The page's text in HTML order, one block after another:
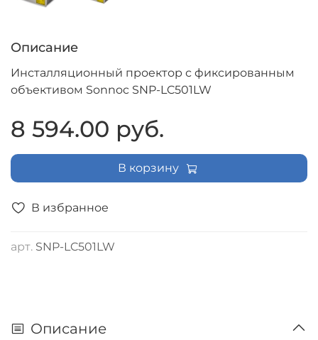
В избранное
арт. SNP-LC501LW
Описание
Инсталляционный проектор с фиксированным
объективом Sonnoc SNP-LC501LW
8 594.00 руб.
В корзину
Описание